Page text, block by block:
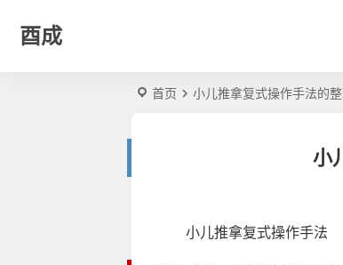
酉成
首页 小儿推拿复式操作手法的
小
小儿推拿复式操作手法